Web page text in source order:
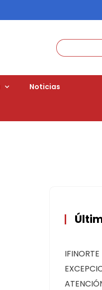
Noticias